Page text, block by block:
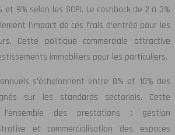
et 9% selon les SCPI. Le cashback de 2 à 3%
l’impact de ces frais d’entrée pour les
Cette politique commerciale attractive
immobiliers pour les particuliers.
s’échelonnent entre 8% et 10% des
sur les standards sectoriels. Cette
l’ensemble des prestations : gestion
et commercialisation des espaces